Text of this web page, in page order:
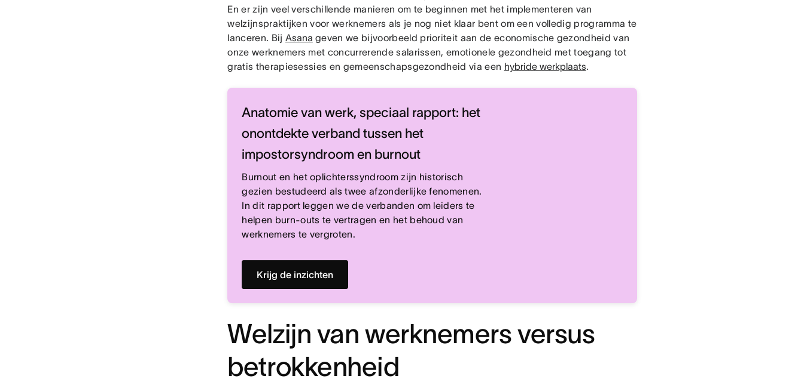
En er zijn veel verschillende manieren om te beginnen met het implementeren van
welzijnspraktijken voor werknemers als je nog niet klaar bent om een volledig programma te
lanceren. Bij Asana geven we bijvoorbeeld prioriteit aan de economische gezondheid van
onze werknemers met concurrerende salarissen, emotionele gezondheid met toegang tot
gratis therapiesessies en gemeenschapsgezondheid via een hybride werkplaats.
Anatomie van werk, speciaal rapport: het
onontdekte verband tussen het
impostorsyndroom en burnout
Burnout en het oplichterssyndroom zijn historisch
gezien bestudeerd als twee afzonderlijke fenomenen.
In dit rapport leggen we de verbanden om leiders te
helpen burn-outs te vertragen en het behoud van
werknemers te vergroten.
Krijg de inzichten
Welzijn van werknemers versus
betrokkenheid